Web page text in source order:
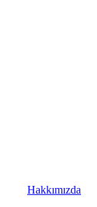
Hakkımızda